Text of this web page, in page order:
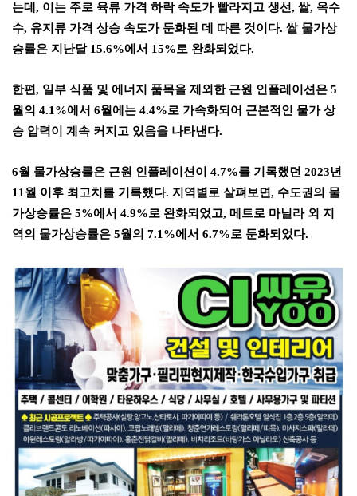
는데 , 이는 주로 육류 가격 하락 속도가 빨라지고 생선, 쌀, 옥수
수, 유지류 가격 상승 속도가 둔화된 데 따른 것이다. 쌀 물가상
승률은 지난달 15.6%에서 15%로 완화되었다.
한편, 일부 식품 및 에너지 품목을 제외한 근원 인플레이션은 5
월의 4.1%에서 6월에는 4.4%로 가속화되어 근본적인 물가 상
승 압력이 계속 커지고 있음을 나타낸다.
6월 물가상승률은 근원 인플레이션이 4.7%를 기록했던 2023년
11월 이후 최고치를 기록했다. 지역별로 살펴보면, 수도권의 물
가상승률은 5%에서 4.9%로 완화되었고, 메트로 마닐라 외 지
역의 물가상승률은 5월의 7.1%에서 6.7%로 둔화되었다.